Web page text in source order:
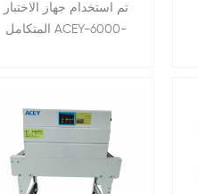
120 أمبير
تم استخدام جهاز الاختبار
المتكامل ACEY-6000-
المتردد للبطارية، تيار
الشحن المستمر، جهد
الشحن المستمر، تيار
التفريغ المستمر، جهد